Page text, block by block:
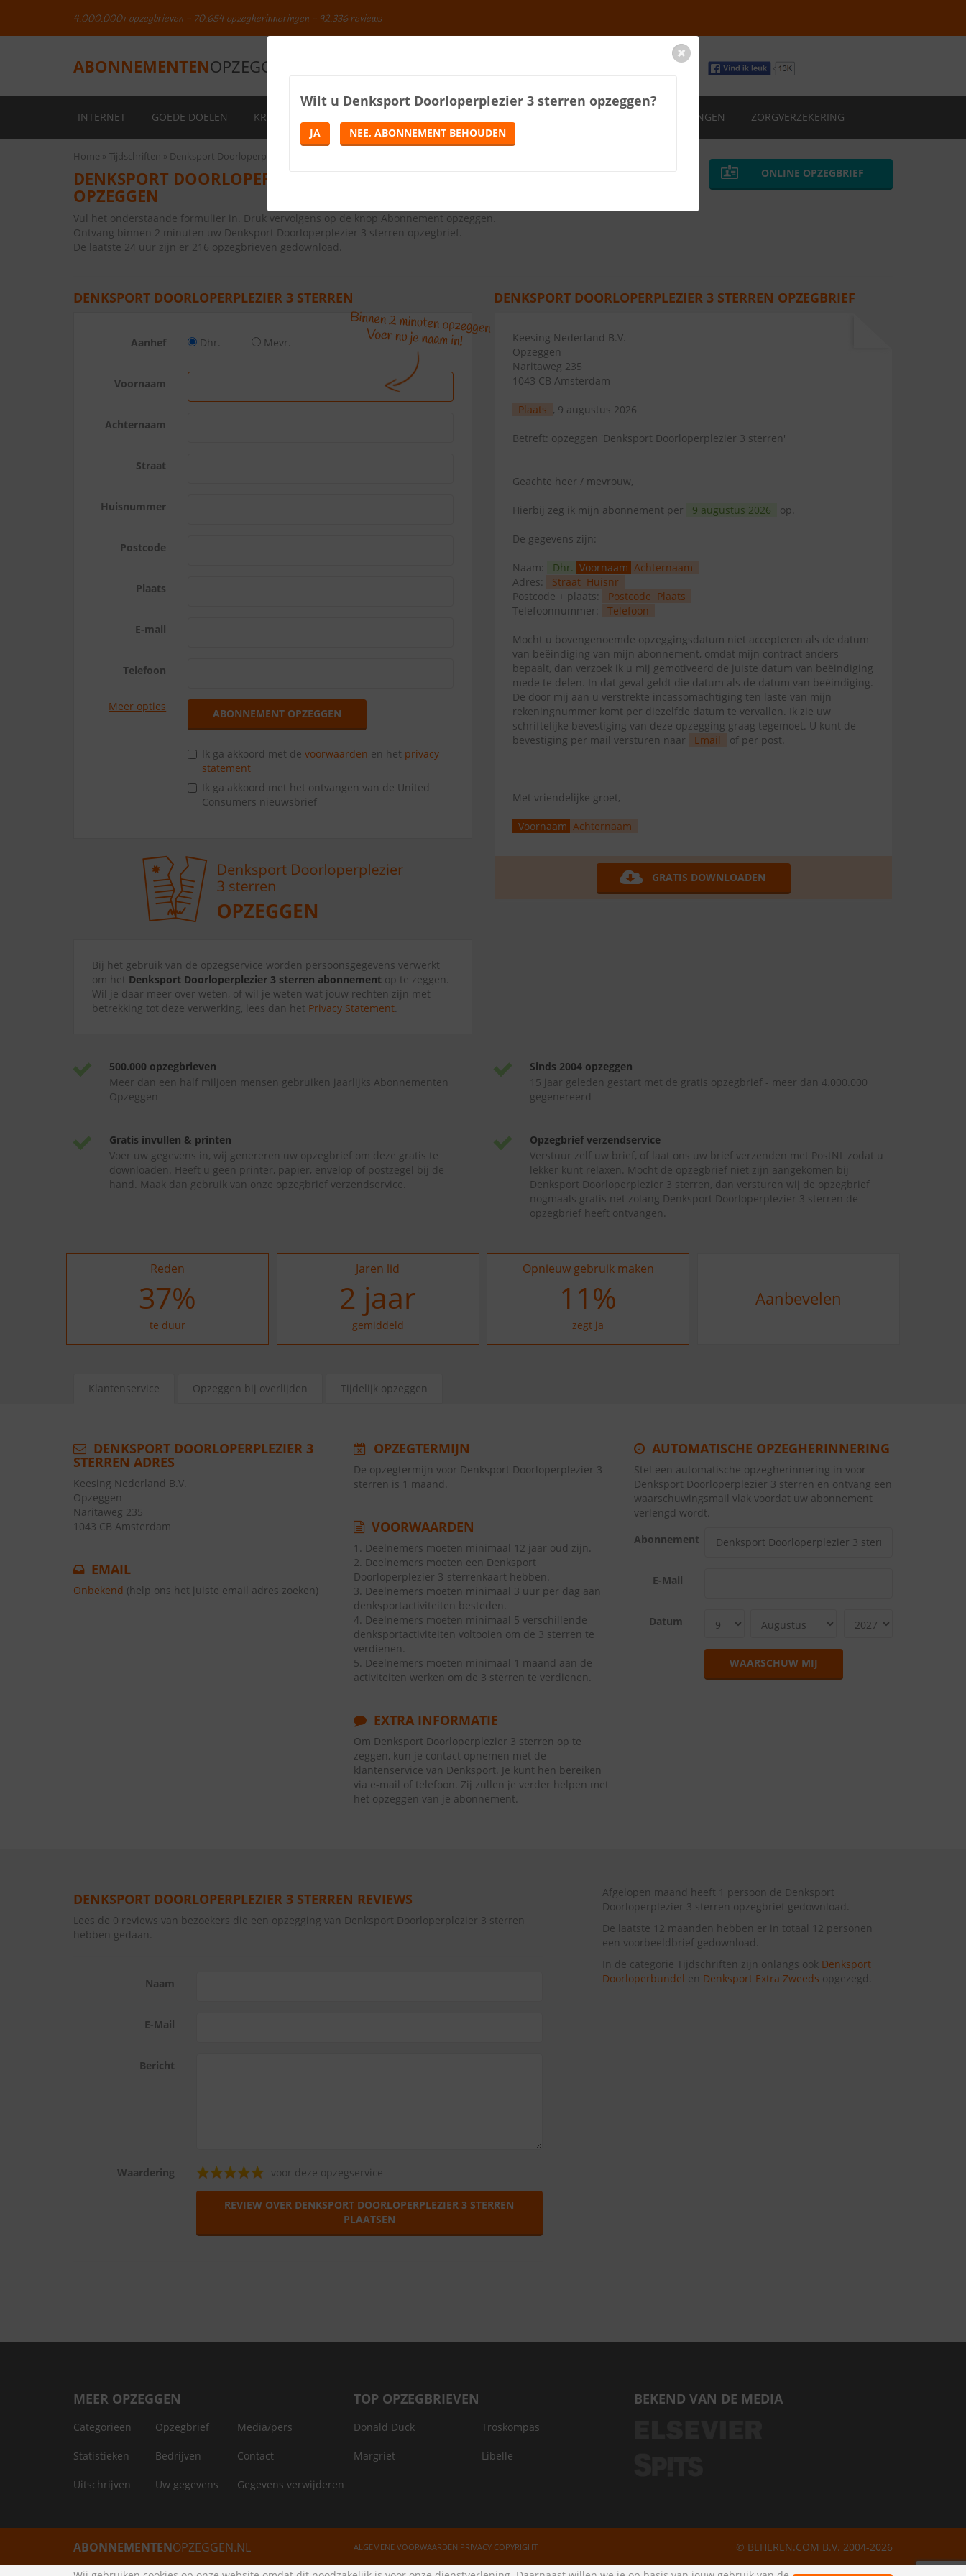
4.000.000+ opzegbrieven - 70.654 opzegherinneringen - 92.336 reviews
ABONNEMENTENOPZEGGEN.NL
INTERNET GOEDE DOELEN KRANTEN VERZEKERINGEN ZORGVERZEKERING
Home Tijdschriften Denksport Doorloperplezier 3 sterren
DENKSPORT DOORLOPERPLEZIER 3 STERREN
OPZEGGEN
Vul het onderstaande formulier in. Druk vervolgens op de knop Abonnement opzeggen.
Ontvang binnen 2 minuten uw Denksport Doorloperplezier 3 sterren opzegbrief.
De laatste 24 uur zijn er 216 opzegbrieven gedownload.
ONLINE OPZEGBRIEF
DENKSPORT DOORLOPERPLEZIER 3 STERREN
Aanhef Dhr. Mevr.
Voornaam
Achternaam
Straat
Huisnummer
Postcode
Plaats
E-mail
Telefoon
Meer opties
ABONNEMENT OPZEGGEN
Ik ga akkoord met devoorwaarden en het privacy
statement
Ik ga akkoord met het ontvangen van de United
Consumers nieuwsbrief
Bij het gebruik van de opzegservice worden persoonsgegevens verwerkt
om het Denksport Doorloperplezier 3 sterren abonnement op te zeggen.
Wil je daar meer over weten, of wil je weten wat jouw rechten zijn met
betrekking tot deze verwerking, lees dan het Privacy Statement.
DENKSPORT DOORLOPERPLEZIER 3 STERREN OPZEGBRIEF
Keesing Nederland B.V.
Opzeggen
Naritaweg 235
1043 CB Amsterdam
Plaats , 9 augustus 2026
Betreft: opzeggen 'Denksport Doorloperplezier 3 sterren'
Geachte heer / mevrouw,
Hierbij zeg ik mijn abonnement per 9 augustus 2026 op.
De gegevens zijn:
Naam: Dhr. Voornaam Achternaam
Adres:
Straat Huisnr
Postcode + plaats:
Postcode Plaats
Telefoonnummer:
Telefoon
Mocht u bovengenoemde opzeggingsdatum niet accepteren als de datum
van beëindiging van mijn abonnement, omdat mijn contract anders
bepaalt, dan verzoek ik u mij gemotiveerd de juiste datum van beëindiging
mede te delen. In dat geval geldt die datum als de datum van beëindiging.
De door mij aan u verstrekte incassomachtiging ten laste van mijn
rekeningnummer komt per diezelfde datum te vervallen. Ik zie uw
schriftelijke bevestiging van deze opzegging graag tegemoet. U kunt de
bevestiging per mail versturen naar
Email of per post.
Met vriendelijke groet,
Voornaam Achternaam
GRATIS DOWNLOADEN
500.000 opzegbrieven
Meer dan een half miljoen mensen gebruiken jaarlijks Abonnementen
Opzeggen
Sinds 2004 opzeggen
15 jaar geleden gestart met de gratis opzegbrief - meer dan 4.000.000
gegenereerd
Gratis invullen & printen
Voer uw gegevens in, wij genereren uw opzegbrief om deze gratis te
downloaden. Heeft u geen printer, papier, envelop of postzegel bij de
hand. Maak dan gebruik van onze opzegbrief verzendservice.
Opzegbrief verzendservice
Verstuur zelf uw brief, of laat ons uw brief verzenden met PostNL zodat u
lekker kunt relaxen. Mocht de opzegbrief niet zijn aangekomen bij
Denksport Doorloperplezier 3 sterren, dan versturen wij de opzegbrief
nogmaals gratis net zolang Denksport Doorloperplezier 3 sterren de
opzegbrief heeft ontvangen.
Reden
37%
te duur
Jaren lid
2 jaar
gemiddeld
Opnieuw gebruik maken
20%
zegt ja
Aanbevelen
Klantenservice Opzeggen bij overlijden Tijdelijk opzeggen
DENKSPORT DOORLOPERPLEZIER 3
STERREN ADRES
Keesing Nederland B.V.
Opzeggen
Naritaweg 235
1043 CB Amsterdam
EMAIL
Onbekend (help ons het juiste email adres zoeken)
OPZEGTERMIJN
De opzegtermijn voor Denksport Doorloperplezier 3
sterren is 1 maand.
VOORWAARDEN
1. Deelnemers moeten minimaal 12 jaar oud zijn.
2. Deelnemers moeten een Denksport
Doorloperplezier 3-sterrenkaart hebben.
3. Deelnemers moeten minimaal 3 uur per dag aan
denksportactiviteiten besteden.
4. Deelnemers moeten minimaal 5 verschillende
denksportactiviteiten voltooien om de 3 sterren te
verdienen.
5. Deelnemers moeten minimaal 1 maand aan de
activiteiten werken om de 3 sterren te verdienen.
EXTRA INFORMATIE
Om Denksport Doorloperplezier 3 sterren op te
zeggen, kun je contact opnemen met de
klantenservice van Denksport. Je kunt hen bereiken
via e-mail of telefoon. Zij zullen je verder helpen met
het opzeggen van je abonnement.
AUTOMATISCHE OPZEGHERINNERING
Stel een automatische opzegherinnering in voor
Denksport Doorloperplezier 3 sterren en ontvang een
waarschuwingsmail vlak voordat uw abonnement
verlengd wordt.
Abonnement
E-Mail
Datum
WAARSCHUW MIJ
DENKSPORT DOORLOPERPLEZIER 3 STERREN REVIEWS
Lees de 0 reviews van bezoekers die een opzegging van Denksport Doorloperplezier 3 sterren
hebben gedaan.
Naam
E-Mail
Bericht
Waardering voor deze opzegservice
REVIEW OVER DENKSPORT DOORLOPERPLEZIER 3 STERREN
PLAATSEN
Afgelopen maand heeft 1 persoon de Denksport
Doorloperplezier 3 sterren opzegbrief gedownload.
De laatste 12 maanden hebben er in totaal 12 personen
een voorbeeldbrief gedownload.
In de categorie Tijdschriften zijn onlangs ook Denksport
Doorloperbundel en Denksport Extra Zweeds opgezegd.
MEER OPZEGGEN
Categorieën Opzegbrief Media/pers
Statistieken Bedrijven Contact
Uitschrijven Uw gegevens Gegevens verwijderen
TOP OPZEGBRIEVEN
Donald Duck Troskompas
Margriet Libelle
BEKEND VAN DE MEDIA
ABONNEMENTENOPZEGGEN.NL ALGEMENE VOORWAARDEN PRIVACY COPYRIGHT © BEHEREN.COM B.V. 2004-2026
Wilt u Denksport Doorloperplezier 3 sterren opzeggen?
JA NEE, ABONNEMENT BEHOUDEN